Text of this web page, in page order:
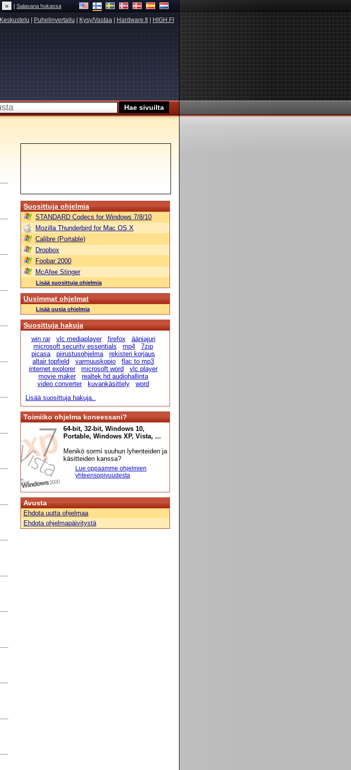
|Salasana hukassa
Keskustelu Puhelinvertailu Kysy/Vastaa Hardware.fi HIGH.FI
Suosittuja ohjelmia
STANDARD Codecs for Windows 7/8/10
Mozilla Thunderbird for Mac OS X
Calibre (Portable)
Dropbox
Foobar 2000
McAfee Stinger
Lisää suosittuja ohjelmia
Uusimmat ohjelmat
Lisää uusia ohjelmia
Suosittuja hakuja
win rar vlc mediaplayer firefox
ääniajuri
microsoft security essentials
mp4
7zip
picasa
piirustusohjelma
rekisteri korjaus
altair topfield
varmuuskopio
flac to mp3
internet explorer
microsoft word
vlc player
movie maker
realtek hd audiohallinta
video converter
kuvankäsittely
word
Lisää suosittuja hakuja..
Toimiiko ohjelma koneessani?
64-bit, 32-bit, Windows 10,
Portable, Windows XP, Vista, ...
Menikö sormi suuhun lyhenteiden ja
käsitteiden kanssa?
Lue oppaamme ohjelmien
yhteensopivuudesta
Avusta
Ehdota uutta ohjelmaa
Ehdota ohjelmapäivitystä